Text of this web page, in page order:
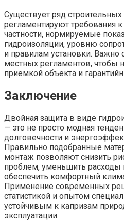
Существует ряд
регламентируют требования
частности, нормируемые
гидроизоляции, уровню
и правилам установки. Важно
местных регламентов, чтобы
приемкой объекта и
Заключение
Двойная защита в виде
— это не просто модная
долговечности и
Правильно подобранные
монтаж позволяют снизить
проблем, уменьшить расходы
обеспечить комфортный
Применение современных
статистикой и опытом
устойчивым к капризам
эксплуатации.